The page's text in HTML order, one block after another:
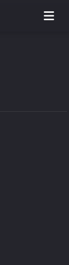
your
by
is